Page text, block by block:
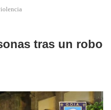
tras un robo